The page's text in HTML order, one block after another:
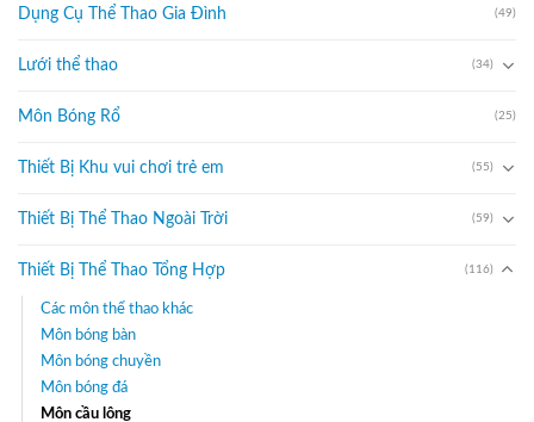
Dụng Cụ Thể Thao Gia Đình (49)
Lưới thể thao (34)
Môn Bóng Rổ (25)
Thiết Bị Khu vui chơi trẻ em (55)
Thiết Bị Thể Thao Ngoài Trời (59)
Thiết Bị Thể Thao Tổng Hợp (116)
Các môn thể thao khác
Môn bóng bàn
Môn bóng chuyền
Môn bóng đá
Môn cầu lông